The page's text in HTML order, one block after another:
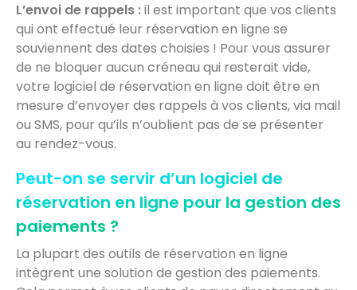
L’envoi de rappels :il est important que vos clients
qui ont effectué leur réservation en ligne se
souviennent des dates choisies ! Pour vous assurer
de ne bloquer aucun créneau qui resterait vide,
votre logiciel de réservation en ligne doit être en
mesure d’envoyer des rappels à vos clients, via mail
ou SMS, pour qu’ils n’oublient pas de se présenter
au rendez-vous.
Peut-on se servir d’un logiciel de
réservation en ligne pour la gestion des
paiements ?
La plupart des outils de réservation en ligne
intègrent une solution de gestion des paiements.